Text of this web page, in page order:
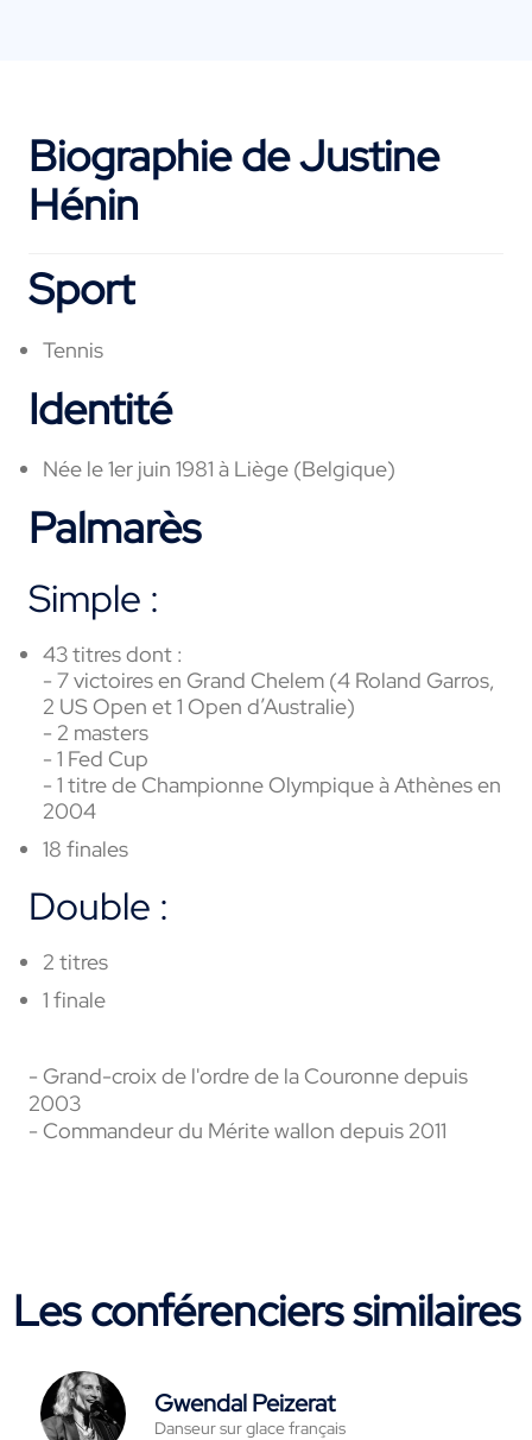
Biographie de Justine
Hénin
Sport
Tennis
Identité
Née le 1er juin 1981 à Liège (Belgique)
Palmarès
Simple :
43 titres dont :
- 7 victoires en Grand Chelem (4 Roland Garros,
2 US Open et 1 Open d’Australie)
- 2 masters
- 1 Fed Cup
- 1 titre de Championne Olympique à Athènes en
2004
18 finales
Double :
2 titres
1 finale
- Grand-croix de l'ordre de la Couronne depuis
2003
- Commandeur du Mérite wallon depuis 2011
Les conférenciers similaires
Gwendal Peizerat
Danseur sur glace français